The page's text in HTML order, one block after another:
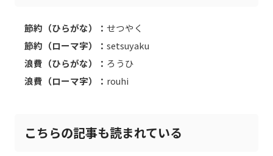
節約（ひらがな）： せつやく
節約（ローマ字）： setsuyaku
浪費（ひらがな）： ろうひ
浪費（ローマ字）： rouhi
こちらの記事も読まれている